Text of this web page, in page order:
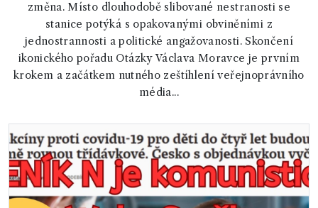
změna. Místo dlouhodobě slibované nestranosti se
stanice potýká s opakovanými obviněními z
jednostrannosti a politické angažovanosti. Skončení
ikonického pořadu Otázky Václava Moravce je prvním
krokem a začátkem nutného zeštíhlení veřejnoprávního
média...